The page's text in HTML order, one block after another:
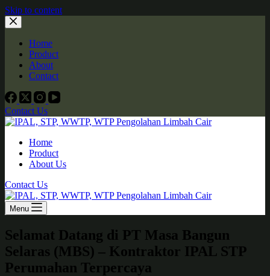
Skip to content
Home
Product
About
Contact
Contact Us
Home
Product
About Us
Contact Us
Menu
Selamat Datang di PT Masa Bangun
Selaras (MBS) – Kontraktor IPAL STP
Perumahan Terpercaya